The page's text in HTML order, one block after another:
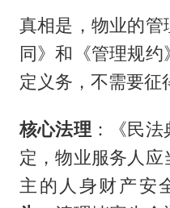
真相是，物业的管
同》和《管理规
定义务，不需要征
核心法理 ：《民
定，物业服务人
主的人身财产安